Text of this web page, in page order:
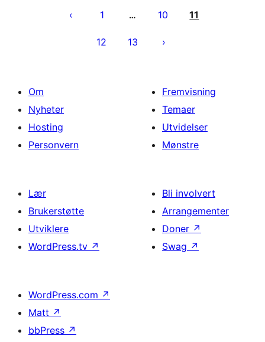
1 … 10 11
12 13
Om
Nyheter
Hosting
Personvern
Fremvisning
Temaer
Utvidelser
Mønstre
Lær
Brukerstøtte
Utviklere
WordPress.tv ↗
Bli involvert
Arrangementer
Doner ↗
Swag ↗
WordPress.com ↗
Matt ↗
bbPress ↗